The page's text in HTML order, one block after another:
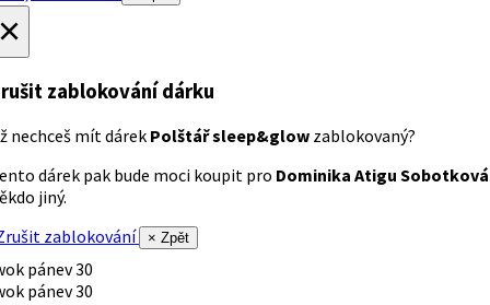
zablokování dárku
nechceš mít dárek Polštář sleep&glow zablokovaný?
dárek pak bude moci koupit pro Dominika Atigu Sobotková
jiný.
zablokování
× Zpět